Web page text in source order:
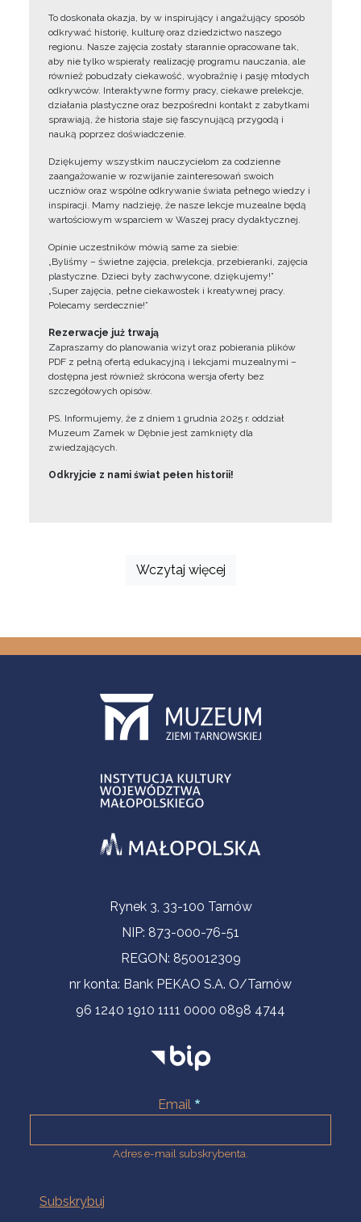
To doskonała okazja, by w inspirujący i angażujący sposób
odkrywać historię, kulturę oraz dziedzictwo naszego
regionu. Nasze zajęcia zostały starannie opracowane tak,
aby nie tylko wspierały realizację programu nauczania, ale
również pobudzały ciekawość, wyobraźnię i pasję młodych
odkrywców. Interaktywne formy pracy, ciekawe prelekcje,
działania plastyczne oraz bezpośredni kontakt z zabytkami
sprawiają, że historia staje się fascynującą przygodą i
nauką poprzez doświadczenie.
Dziękujemy wszystkim nauczycielom za codzienne
zaangażowanie w rozwijanie zainteresowań swoich
uczniów oraz wspólne odkrywanie świata pełnego wiedzy i
inspiracji. Mamy nadzieję, że nasze lekcje muzealne będą
wartościowym wsparciem w Waszej pracy dydaktycznej.
Opinie uczestników mówią same za siebie:
„Byliśmy – świetne zajęcia, prelekcja, przebieranki, zajęcia
plastyczne. Dzieci były zachwycone, dziękujemy!”
„Super zajęcia, pełne ciekawostek i kreatywnej pracy.
Polecamy serdecznie!”
Rezerwacje już trwają
Zapraszamy do planowania wizyt oraz pobierania plików
PDF z pełną ofertą edukacyjną i lekcjami muzealnymi –
dostępna jest również skrócona wersja oferty bez
szczegółowych opisów.
PS. Informujemy, że z dniem 1 grudnia 2025 r. oddział
Muzeum Zamek w Dębnie jest zamknięty dla
zwiedzających.
Odkryjcie z nami świat pełen historii!
Wczytaj więcej
Informacje kontaktoweRynek 3, 33-100 Tarnów
NIP: 873-000-76-51
REGON: 850012309
nr konta: Bank PEKAO S.A. O/Tarnów
96 1240 1910 1111 0000 0898 4744
Email
Adres e-mail subskrybenta.